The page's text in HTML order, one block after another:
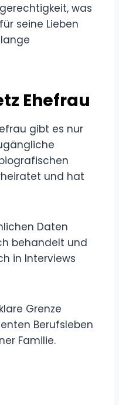
was
seine Lieben
Ehefrau
gibt es nur
und hat
Daten
behandelt und
in Interviews
Grenze
Berufsleben
Familie.